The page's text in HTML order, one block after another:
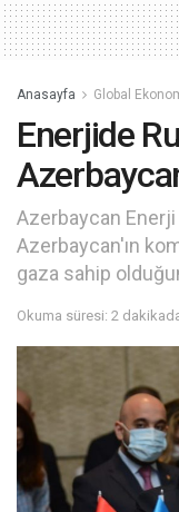
Anasayfa Global
Enerjide
Azerbaycan Enerji
Azerbaycan'ın
gaza sahip
Okuma süresi: 2